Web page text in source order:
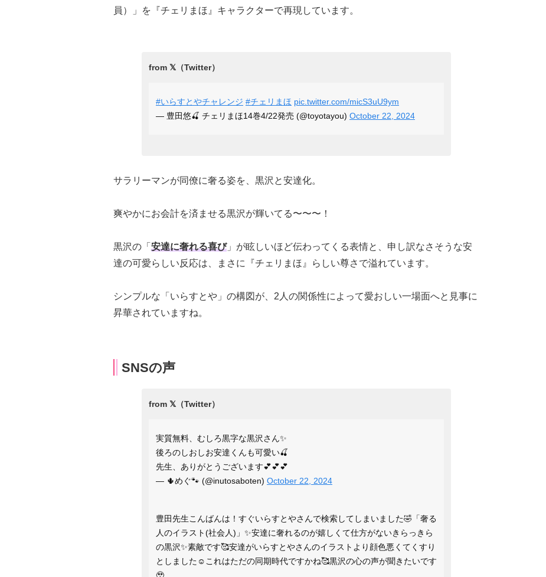
員）」を『チェリまほ』キャラクターで再現しています。
#いらすとやチャレンジ #チェリまほ pic.twitter.com/micS3uU9ym
— 豊田悠🍒 チェリまほ14巻4/22発売 (@toyotayou) October 22, 2024
サラリーマンが同僚に奢る姿を、黒沢と安達化。
爽やかにお会計を済ませる黒沢が輝いてる〜〜〜！
黒沢の「 安達に奢れる喜び」が眩しいほど伝わってくる表情と、申し訳なさそうな安
達の可愛らしい反応は、まさに『チェリまほ』らしい尊さで溢れています。
シンプルな「いらすとや」の構図が、2人の関係性によって愛おしい一場面へと見事に
昇華されていますね。
SNSの声
実質無料、むしろ黒字な黒沢さん✨
後ろのしおしお安達くんも可愛い🍒
先生、ありがとうございます💕💕💕
— 🌵めぐ🐾 (@inutosaboten) October 22, 2024
豊田先生こんばんは！すぐいらすとやさんで検索してしまいました🤣「奢る
人のイラスト(社会人)」✨️安達に奢れるのが嬉しくて仕方がないきらっきら
の黒沢✨️素敵です🥰安達がいらすとやさんのイラストより顔色悪くてくすり
としました☺️これはただの同期時代ですかね🥰黒沢の心の声が聞きたいです
🥹